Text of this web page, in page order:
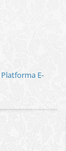
Platforma E-